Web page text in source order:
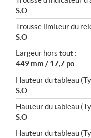
S.O
Trousse limiteur du
S.O
Largeur hors tout :
449 mm / 17,7 po
Hauteur du tableau
S.O
Hauteur du tableau
S.O
Hauteur du tableau